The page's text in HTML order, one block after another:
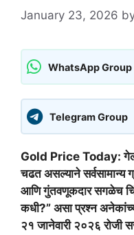
January 23, 2026
WhatsApp Group
Telegram Group
Gold Price Today:
चढत असल्याने सर्वसामान्य
आणि गुंतवणूकदार सगळेच
कधी?” असा प्रश्न
२१ जानेवारी २०२६ रोजी